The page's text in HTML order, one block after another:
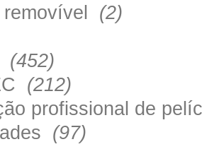
(2)
(452)
(212)
profissional de
(97)